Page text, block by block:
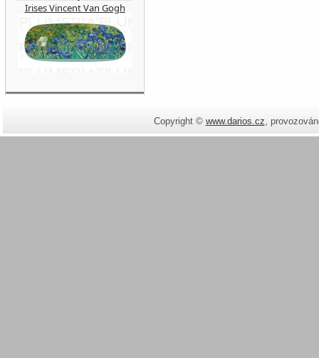
Irises Vincent Van Gogh
Copyright © www.darios.cz,